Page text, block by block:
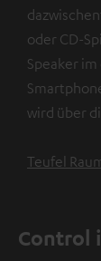
oder CD-
Speaker
wird über
Teufel
Control